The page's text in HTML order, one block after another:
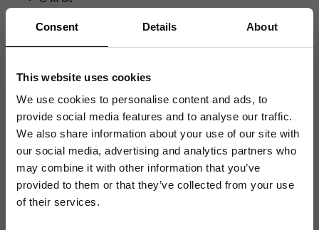
Consent Details About
This website uses cookies
We use cookies to personalise content and ads, to
provide social media features and to analyse our traffic.
We also share information about your use of our site with
our social media, advertising and analytics partners who
may combine it with other information that you’ve
provided to them or that they’ve collected from your use
of their services.
Mått: 54 x 21mm
100st/fp
157751
Originalnummer
10.100.10
EAN: 4014360101105